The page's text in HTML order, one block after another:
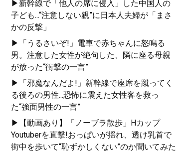
▶新幹線で「他人の席に侵入」した中国人の
子ども...“注意しない親”に日本人夫婦が「まさ
かの反撃」
▶「うるさいぞ!」電車で赤ちゃんに怒鳴る
男。注意した女性が絶句した、隣に座る母親
が放った“衝撃の一言”
▶「邪魔なんだよ!」新幹線で座席を蹴ってく
る後ろの男性...恐怖に震えた女性客を救っ
た“強面男性の一言”
▶【動画あり】「ノーブラ散歩」Hカップ
Youtuberを直撃!おっぱいが揺れ、透け乳首で
街中を歩いて“恥ずかしくない”のか聞いてみた